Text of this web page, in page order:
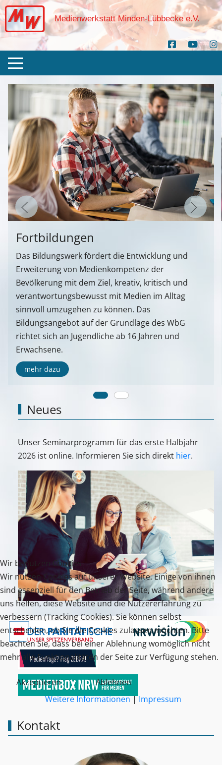
Medienwerkstatt Minden-Lübbecke e.V.
Fortbildungen
Das Bildungswerk fördert die Entwicklung und
Erweiterung von Medienkompetenz der
Bevölkerung mit dem Ziel, kreativ, kritisch und
verantwortungsbewusst mit Medien im Alltag
sinnvoll umzugehen zu können. Das
Bildungsangebot auf der Grundlage des WbG
richtet sich an Jugendliche ab 16 Jahren und
Erwachsene.
mehr dazu
Neues
Unser Seminarprogramm für das erste Halbjahr
2026 ist online. Informieren Sie sich direkt hier.
Kontakt
Wir benutzen Cookies
Wir nutzen Cookies auf unserer Website. Einige von ihnen
sind essenziell für den Betrieb der Seite, während andere
uns helfen, diese Website und die Nutzererfahrung zu
verbessern (Tracking Cookies). Sie können selbst
entscheiden, ob Sie die Cookies zulassen möchten. Bitte
beachten Sie, dass bei einer Ablehnung womöglich nicht
mehr alle Funktionalitäten der Seite zur Verfügung stehen.
Akzeptieren
Ablehnen
Weitere Informationen|Impressum